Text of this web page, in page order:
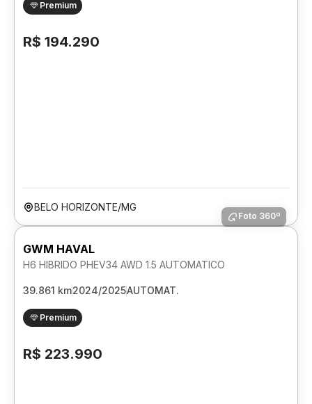
Premium
R$ 194.290
BELO HORIZONTE/MG
Foto 360º
GWM HAVAL
H6 HIBRIDO PHEV34 AWD 1.5 AUTOMATICO
39.861 km2024/2025AUTOMAT.
Premium
R$ 223.990